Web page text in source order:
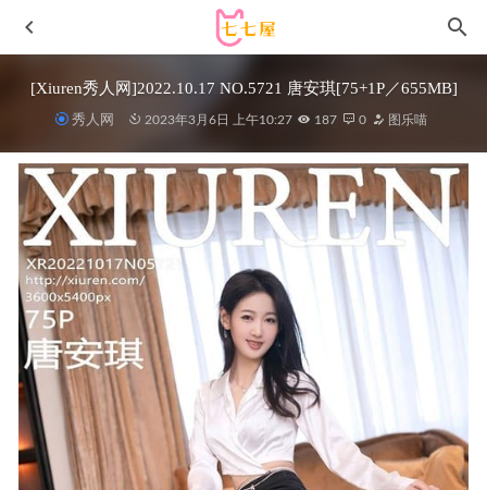
[Xiuren秀人网]2022.10.17 NO.5721 唐安琪[75+1P／655MB]
秀人网 2023年3月6日 上午10:27 187 0 图乐喵
白银81 – NO.142 [Fantia] 24年12月会员合集（15套）
[102P5V-1.16GB] 2025-10-09
[爱尤物]2023 NO.2723 致命的你 yunie[35P/113MB]
31
尤蜜荟 – 2020.08.14 VOL.507 Egg-尤妮丝Egg[57P591M]
2022-12-19
[XIAOYU语画界]2023.02.16 VOL.967 徐莉芝Booty[92+1P／